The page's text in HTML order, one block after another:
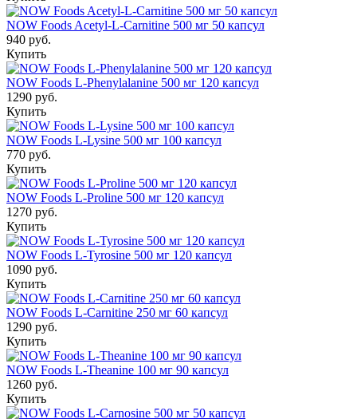
NOW Foods Acetyl-L-Carnitine 500 мг 50 капсул
940 руб.
Купить
NOW Foods L-Phenylalanine 500 мг 120 капсул
1290 руб.
Купить
NOW Foods L-Lysine 500 мг 100 капсул
770 руб.
Купить
NOW Foods L-Proline 500 мг 120 капсул
1270 руб.
Купить
NOW Foods L-Tyrosine 500 мг 120 капсул
1090 руб.
Купить
NOW Foods L-Carnitine 250 мг 60 капсул
1290 руб.
Купить
NOW Foods L-Theanine 100 мг 90 капсул
1260 руб.
Купить